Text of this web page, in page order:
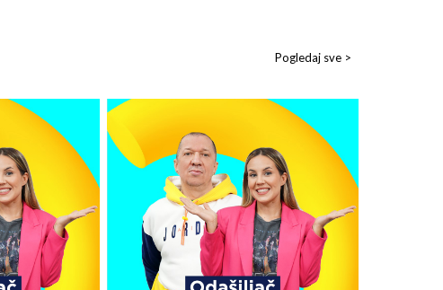
Pogledaj sve >